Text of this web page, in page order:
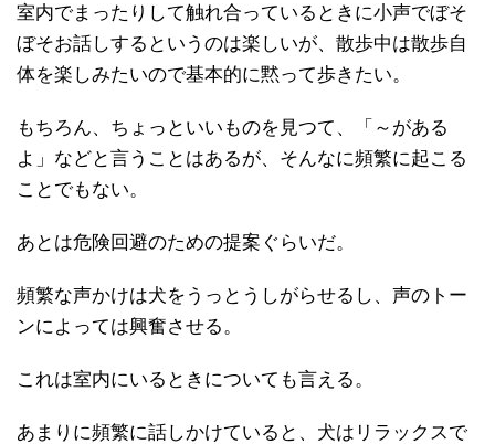
室内でまったりして触れ合っているときに小声でぼそ
ぼそお話しするというのは楽しいが、散歩中は散歩自
体を楽しみたいので基本的に黙って歩きたい。
もちろん、ちょっといいものを見つて、「～がある
よ」などと言うことはあるが、そんなに頻繁に起こる
ことでもない。
あとは危険回避のための提案ぐらいだ。
頻繁な声かけは犬をうっとうしがらせるし、声のトー
ンによっては興奮させる。
これは室内にいるときについても言える。
あまりに頻繁に話しかけていると、犬はリラックスで